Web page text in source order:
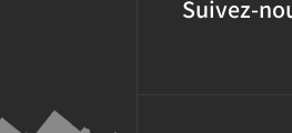
Suivez-